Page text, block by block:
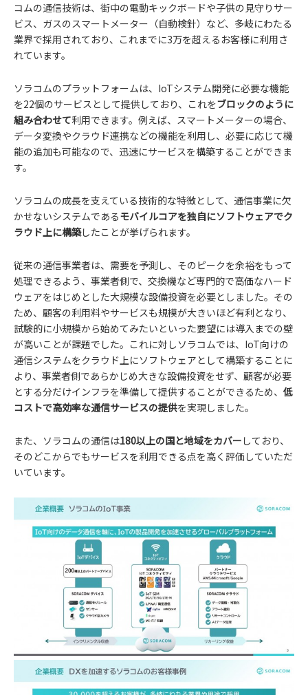
コムの通信技術は、街中の電動キックボードや子供の見守りサー
ビス、ガスのスマートメーター（自動検針）など、多岐にわたる
業界で採用されており、これまでに3万を超えるお客様に利用さ
れています。
ソラコムのプラットフォームは、IoTシステム開発に必要な機能
を22個のサービスとして提供しており、これをブロックのように
組み合わせて利用できます。例えば、スマートメーターの場合、
データ変換やクラウド連携などの機能を利用し、必要に応じて機
能の追加も可能なので、迅速にサービスを構築することができま
す。
ソラコムの成長を支えている技術的な特徴として、通信事業に欠
かせないシステムであるモバイルコアを独自にソフトウェアでク
ラウド上に構築したことが挙げられます。
従来の通信事業者は、需要を予測し、そのピークを余裕をもって
処理できるよう、事業者側で、交換機など専門的で高価なハード
ウェアをはじめとした大規模な設備投資を必要としました。その
ため、顧客の利用料やサービスも規模が大きいほど有利となり、
試験的に小規模から始めてみたいといった要望には導入までの壁
が高いことが課題でした。これに対しソラコムでは、IoT向けの
通信システムをクラウド上にソフトウェアとして構築することに
より、事業者側であらかじめ大きな設備投資をせず、顧客が必要
とする分だけインフラを準備して提供することができるため、 低
コストで高効率な通信サービスの提供を実現しました。
また、ソラコムの通信は180以上の国と地域をカバー しており、
そのどこからでもサービスを利用できる点を高く評価していただ
いています。